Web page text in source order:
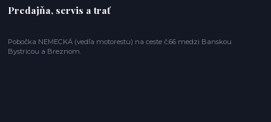
Predajňa, servis a trať
Pobočka NEMECKÁ (vedľa motorestu) na ceste č.66 medzi Banskou
Bystricou a Breznom.